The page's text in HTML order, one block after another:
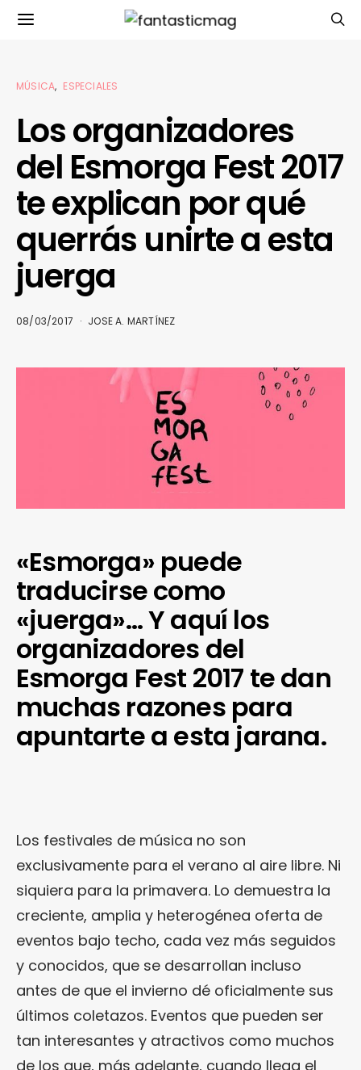
MÚSICA ESPECIALES
Los organizadores
del Esmorga Fest 2017
te explican por qué
querrás unirte a esta
juerga
08/03/2017 JOSE A. MARTÍNEZ
«Esmorga» puede
traducirse como
«juerga»… Y aquí los
organizadores del
Esmorga Fest 2017 te dan
muchas razones para
apuntarte a esta jarana.
Los festivales de música no son
exclusivamente para el verano al aire libre. Ni
siquiera para la primavera. Lo demuestra la
creciente, amplia y heterogénea oferta de
eventos bajo techo, cada vez más seguidos
y conocidos, que se desarrollan incluso
antes de que el invierno dé oficialmente sus
últimos coletazos. Eventos que pueden ser
tan interesantes y atractivos como muchos
de los que, más adelante, cuando llega el